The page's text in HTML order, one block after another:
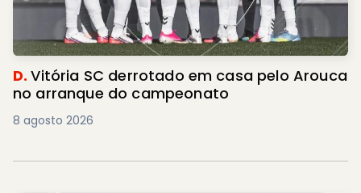
D.Vitória SC derrotado em casa pelo Arouca
no arranque do campeonato
8 agosto 2026